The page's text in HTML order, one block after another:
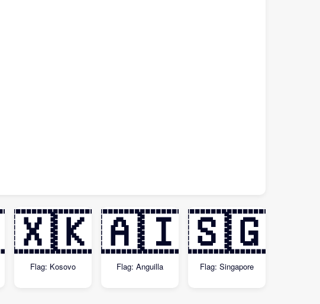
🇽🇰
Flag: Kosovo
🇦🇮
Flag: Anguilla
🇸🇬
Flag: Singapore